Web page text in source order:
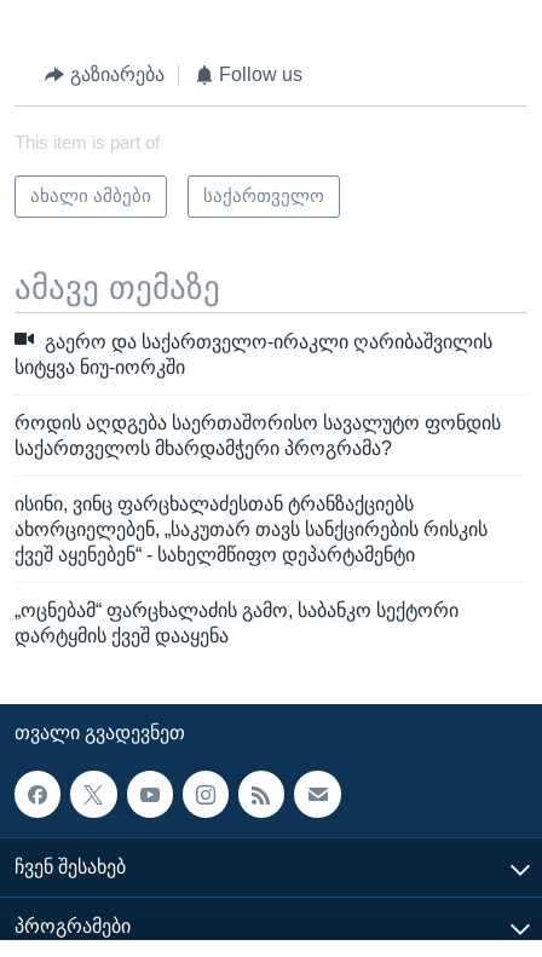
გაზიარება Follow us
This item is part of
ახალი ამბები საქართველო
ამავე თემაზე
გაერო და საქართველო-ირაკლი ღარიბაშვილის
სიტყვა ნიუ-იორკში
როდის აღდგება საერთაშორისო სავალუტო ფონდის
საქართველოს მხარდამჭერი პროგრამა?
ისინი, ვინც ფარცხალაძესთან ტრანზაქციებს
ახორციელებენ, „საკუთარ თავს სანქცირების რისკის
ქვეშ აყენებენ“ - სახელმწიფო დეპარტამენტი
„ოცნებამ“ ფარცხალაძის გამო, საბანკო სექტორი
დარტყმის ქვეშ დააყენა
ᲗᲕᲐᲚᲘ ᲒᲕᲐᲓᲔᲕᲜᲔᲗ
ᲩᲕᲔᲜ ᲨᲔᲡᲐᲮᲔᲑ
ᲞᲠᲝᲒᲠᲐᲛᲔᲑᲘ